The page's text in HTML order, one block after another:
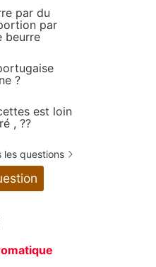
par du
par
beurre
?
est loin
, ??
les questions